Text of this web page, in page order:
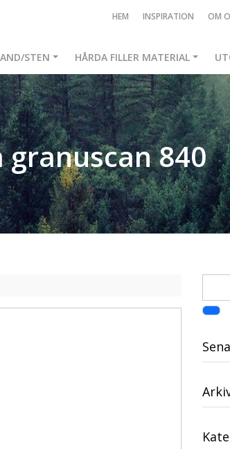
HEM INSPIRATION OM
STEN HÅRDA FILLER MATERIAL
840